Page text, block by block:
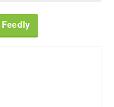
Feedly